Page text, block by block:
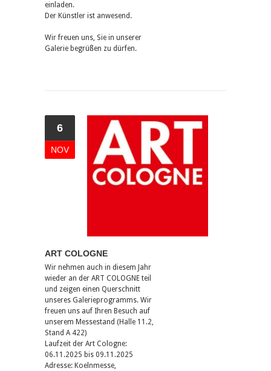
einladen.
Der Künstler ist anwesend.
Wir freuen uns, Sie in unserer
Galerie begrüßen zu dürfen.
6
NOV
ART COLOGNE
Wir nehmen auch in diesem Jahr
wieder an der ART COLOGNE teil
und zeigen einen Querschnitt
unseres Galerieprogramms. Wir
freuen uns auf Ihren Besuch auf
unserem Messestand (Halle 11.2,
Stand A 422)
Laufzeit der Art Cologne:
06.11.2025 bis 09.11.2025
Adresse: Koelnmesse,